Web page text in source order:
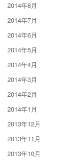
2014年8月
2014年7月
2014年6月
2014年5月
2014年4月
2014年3月
2014年2月
2014年1月
2013年12月
2013年11月
2013年10月